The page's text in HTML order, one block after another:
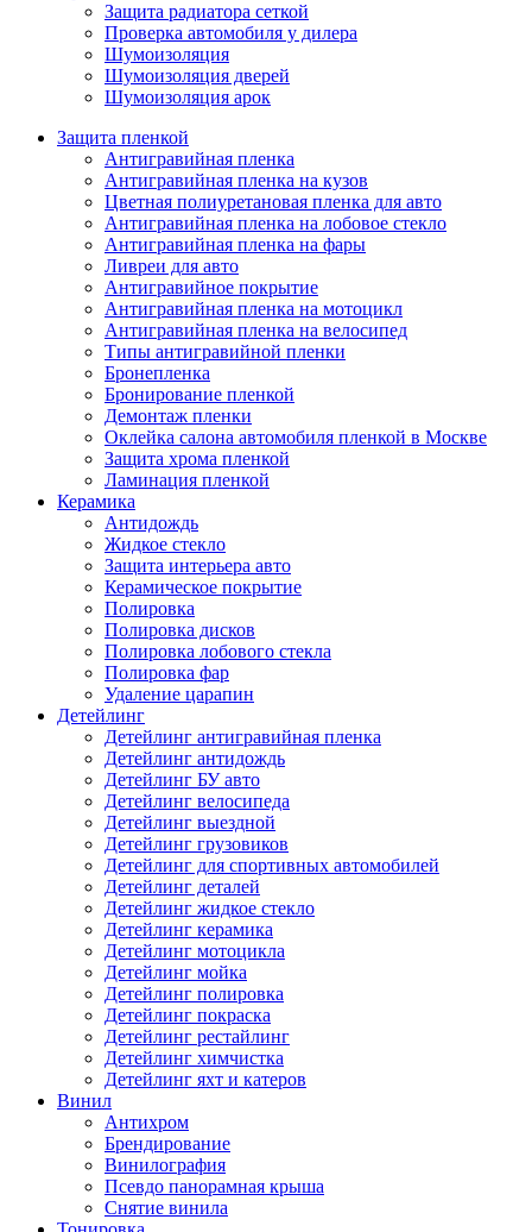
Защита радиатора сеткой
Проверка автомобиля у дилера
Шумоизоляция
Шумоизоляция дверей
Шумоизоляция арок
Защита пленкой
Антигравийная пленка
Антигравийная пленка на кузов
Цветная полиуретановая пленка для авто
Антигравийная пленка на лобовое стекло
Антигравийная пленка на фары
Ливреи для авто
Антигравийное покрытие
Антигравийная пленка на мотоцикл
Антигравийная пленка на велосипед
Типы антигравийной пленки
Бронепленка
Бронирование пленкой
Демонтаж пленки
Оклейка салона автомобиля пленкой в Москве
Защита хрома пленкой
Ламинация пленкой
Керамика
Антидождь
Жидкое стекло
Защита интерьера авто
Керамическое покрытие
Полировка
Полировка дисков
Полировка лобового стекла
Полировка фар
Удаление царапин
Детейлинг
Детейлинг антигравийная пленка
Детейлинг антидождь
Детейлинг БУ авто
Детейлинг велосипеда
Детейлинг выездной
Детейлинг грузовиков
Детейлинг для спортивных автомобилей
Детейлинг деталей
Детейлинг жидкое стекло
Детейлинг керамика
Детейлинг мотоцикла
Детейлинг мойка
Детейлинг полировка
Детейлинг покраска
Детейлинг рестайлинг
Детейлинг химчистка
Детейлинг яхт и катеров
Винил
Антихром
Брендирование
Винилография
Псевдо панорамная крыша
Снятие винила